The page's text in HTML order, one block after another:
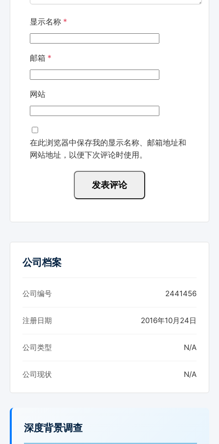
显示名称 *
邮箱 *
网站
在此浏览器中保存我的显示名称、邮箱地址和
网站地址，以便下次评论时使用。
公司档案
公司编号 2441456
注册日期 2016年10月24日
公司类型 N/A
公司现状 N/A
深度背景调查